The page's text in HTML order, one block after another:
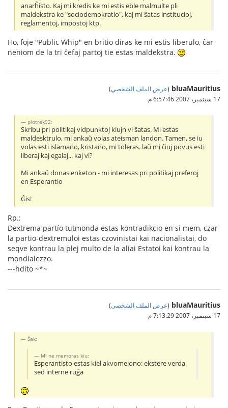
anarĥisto. Kaj mi kredis ke mi estis eble malmulte pli
maldekstra ke "sociodemokratio", kaj mi ŝatas institucioj,
reglamentoj, impostoj ktp.
Ho, foje "Public Whip" en britio diras ke mi estis liberulo, ĉar
neniom de la tri ĉefaj partoj tie estas maldekstra.
bluaMauritius
(عرض الملف الشخصي)
17 سبتمبر، 2007 6:57:46 م
piotrek92:
Skribu pri politikaj vidpunktoj kiujn vi ŝatas. Mi estas
maldesktrulo, mi ankaŭ volas ateisman landon. Tamen, se iu
volas esti islamano, kristano, mi toleras. laŭ mi ĉiuj povus esti
liberaj kaj egalaj... kaj vi?
Mi ankaŭ donas enketon - mi interesas pri politikaj preferoj
en Esperantio
Ĝis!
Rp.:
Dextrema partío tutmonda estas kontradikcio en si mem, czar
la partio-dextremuloi estas czovinistai kai nacionalistai, do
seqve kontrau la plej multo de la aliai Estatoi kai kontrau la
mondialezzo.
---hdito ~*~
bluaMauritius
(عرض الملف الشخصي)
17 سبتمبر، 2007 7:13:29 م
Ŝak:
Mi ne memoras kiu:
Esperantisto estas kiel akvomelono: ekstere verda
sed interne ruĝa